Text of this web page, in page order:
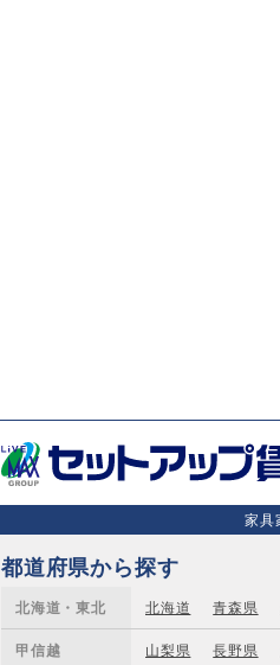
家具
都道府県から探す
北海道・東北 北海道 青森県
甲信越 山梨県 長野県